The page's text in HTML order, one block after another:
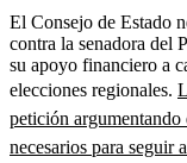
El Consejo de Estado
contra la senadora del
su apoyo financiero a
elecciones regionales.
petición
necesarios para seguir